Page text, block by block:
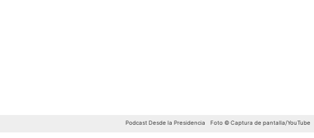
Podcast Desde la Presidencia Foto © Captura de pantalla/YouTube